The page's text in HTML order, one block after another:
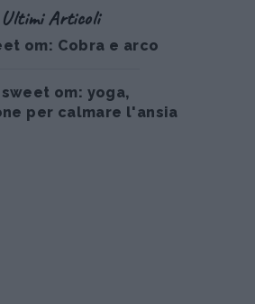
Ultimi Articoli
om: Cobra e arco
sweet om: yoga,
per calmare l'ansia